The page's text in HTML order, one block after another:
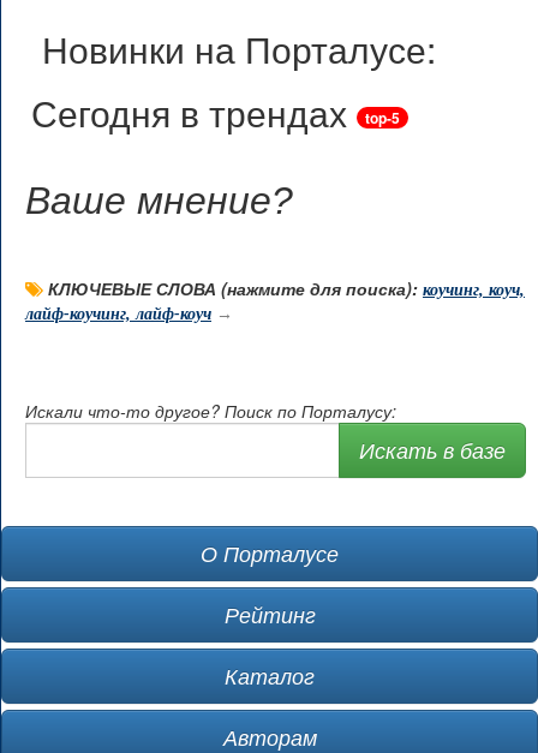
Новинки на Порталусе:
Сегодня в трендах
top-5
Ваше мнение?
КЛЮЧЕВЫЕ СЛОВА (нажмите для поиска): коучинг, коуч,
лайф-коучинг, лайф-коуч →
Искали что-то другое? Поиск по Порталусу:
Искать в базе
О Порталусе
Рейтинг
Каталог
Авторам